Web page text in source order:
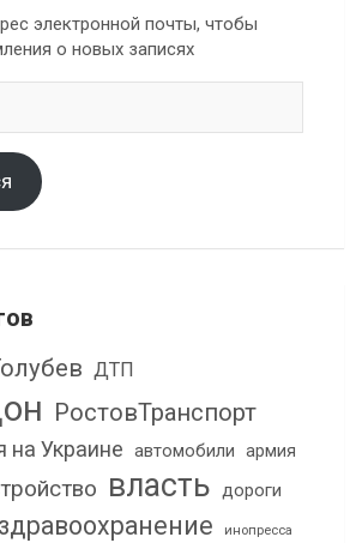
электронной почты, чтобы
о новых записях
ДТП
РостовТранспорт
на Украине автомобили армия
власть дороги
здравоохранение инопресса